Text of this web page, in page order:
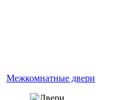
Межкомнатные двери